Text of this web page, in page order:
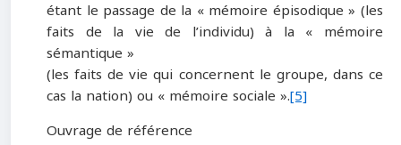
étant le passage de la « mémoire épisodique » (les
faits de la vie de l’individu) à la « mémoire
sémantique »
(les faits de vie qui concernent le groupe, dans ce
cas la nation) ou « mémoire sociale ».[5]
Ouvrage de référence